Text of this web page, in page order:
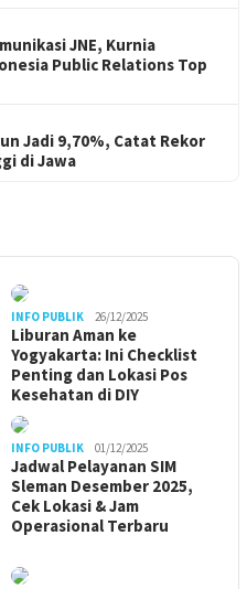
JNE, Kurnia
Public Relations Top
Jadi 9,70%, Catat Rekor
di Jawa
INFO PUBLIK 26/12/2025
Liburan Aman ke
Yogyakarta: Ini Checklist
Penting dan Lokasi Pos
Kesehatan di DIY
INFO PUBLIK 01/12/2025
Jadwal Pelayanan SIM
Sleman Desember 2025,
Cek Lokasi & Jam
Operasional Terbaru